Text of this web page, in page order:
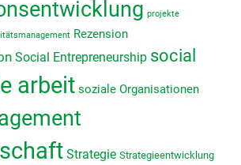
projekte
Rezension
Social Entrepreneurship social
arbeit soziale Organisationen
Strategie Strategieentwicklung